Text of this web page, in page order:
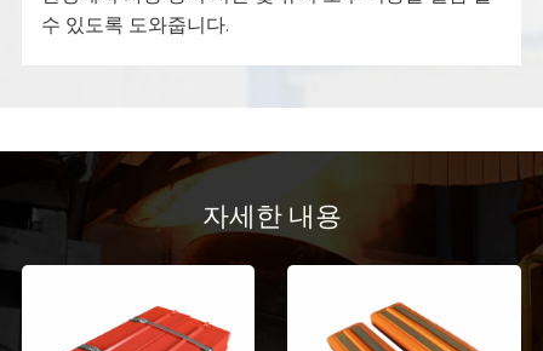
수 있도록 도와줍니다.
자세한 내용